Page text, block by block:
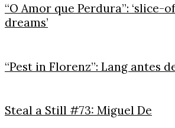
“O Amor que Perdura”:
dreams’
“Pest in Florenz”: Lang antes
Steal a Still #73: Miguel De